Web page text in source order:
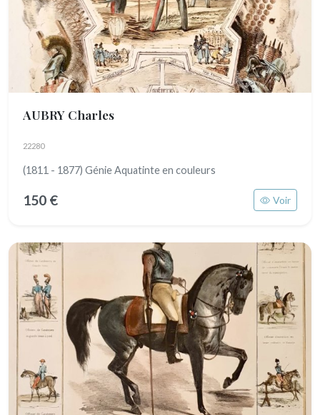
AUBRY Charles
22280
(1811 - 1877) Génie Aquatinte en couleurs
150 € Voir